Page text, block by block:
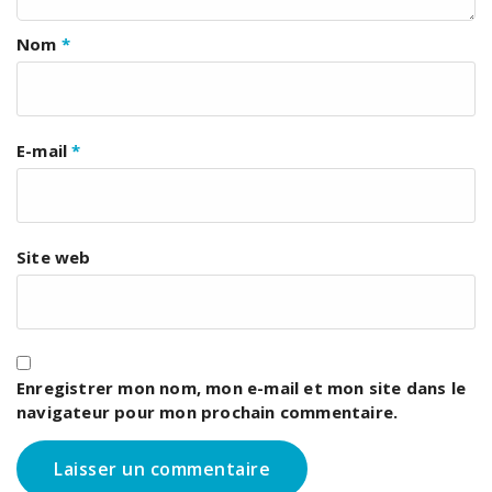
Nom *
E-mail*
Site web
Enregistrer mon nom, mon e-mail et mon site dans le
navigateur pour mon prochain commentaire.